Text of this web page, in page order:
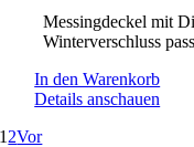
Messingdeckel mit
Winterverschluss
In den Warenkorb
Details anschauen
1 2Vor